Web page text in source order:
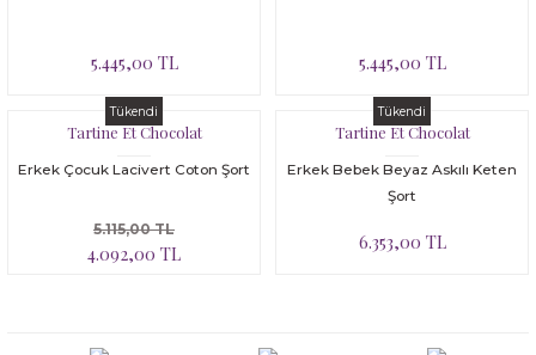
5.445,00 TL 5.445,00 TL
Tükendi
Tartine Et Chocolat
Erkek Çocuk Lacivert Coton Şort
4.092,00 TL
5.115,00 TL
Tükendi
Tartine Et Chocolat
Erkek Bebek Beyaz Askılı Keten
Şort
6.353,00 TL